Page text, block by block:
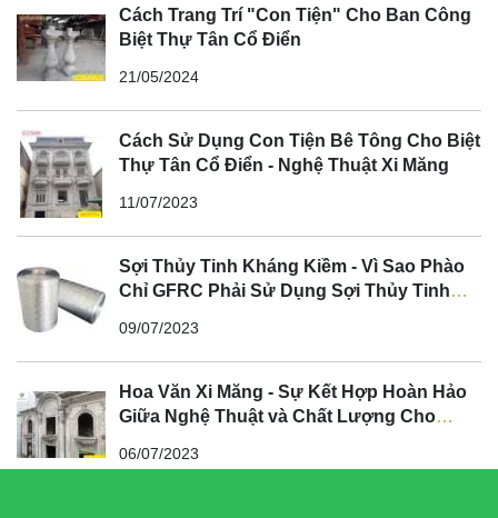
Cách Trang Trí "Con Tiện" Cho Ban Công
Biệt Thự Tân Cổ Điển
21/05/2024
Cách Sử Dụng Con Tiện Bê Tông Cho Biệt
Thự Tân Cổ Điển - Nghệ Thuật Xi Măng
11/07/2023
Sợi Thủy Tinh Kháng Kiềm - Vì Sao Phào
Chỉ GFRC Phải Sử Dụng Sợi Thủy Tinh
09/07/2023
Hoa Văn Xi Măng - Sự Kết Hợp Hoàn Hảo
Giữa Nghệ Thuật và Chất Lượng Cho
06/07/2023